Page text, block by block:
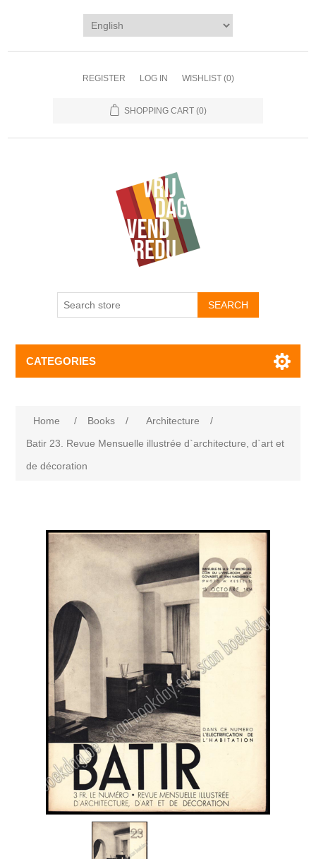
REGISTER LOG IN WISHLIST (0)
SHOPPING CART (0)
CATEGORIES
Home / Books / Architecture
/
Batir 23. Revue Mensuelle illustrée d`architecture, d`art et
de décoration